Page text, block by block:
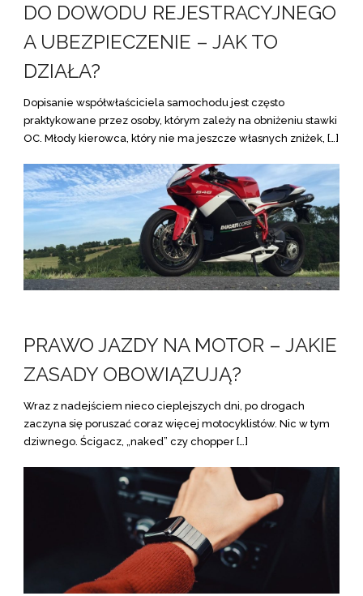
DO DOWODU REJESTRACYJNEGO
A UBEZPIECZENIE – JAK TO
DZIAŁA?
Dopisanie współwłaściciela samochodu jest często
praktykowane przez osoby, którym zależy na obniżeniu stawki
OC. Młody kierowca, który nie ma jeszcze własnych zniżek, […]
PRAWO JAZDY NA MOTOR – JAKIE
ZASADY OBOWIĄZUJĄ?
Wraz z nadejściem nieco cieplejszych dni, po drogach
zaczyna się poruszać coraz więcej motocyklistów. Nic w tym
dziwnego. Ścigacz, „naked” czy chopper […]